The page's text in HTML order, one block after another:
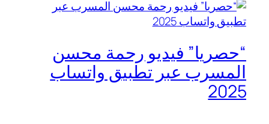
“حصريا” فيديو رحمة محسن
المسرب عبر تطبيق واتساب
2025